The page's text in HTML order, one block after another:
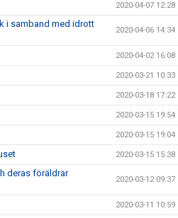
2020-04-07 12:28
i samband med idrott
2020-04-06 14:34
2020-04-02 16:08
2020-03-21 10:33
2020-03-18 17:22
2020-03-15 19:54
2020-03-15 19:04
2020-03-15 15:38
deras föräldrar
2020-03-12 09:37
2020-03-11 10:59